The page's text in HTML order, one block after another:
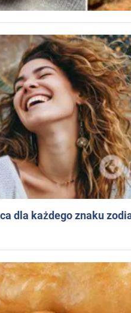
dla każdego znaku